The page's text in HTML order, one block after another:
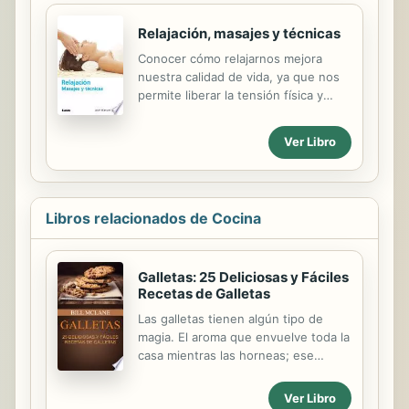
Relajación, masajes y técnicas
Conocer cómo relajarnos mejora
nuestra calidad de vida, ya que nos
permite liberar la tensión física y
forma se podrán recuperar los
niveles de energía y nos sentiremos
renovados y revitalizados, en
mejores condiciones para hacer
cotidiana. La ciencia médica
reconoce que la mente y el cuerpo
afectando el estado de uno al otro.
El estrés es el que reduce la
resistencia del sistema inmunológico
del cuerpo humano, y es una mente
relajada la que colabora para
Ver Libro
Libros relacionados de Cocina
Galletas: 25 Deliciosas y Fáciles
Recetas de Galletas
Las galletas tienen algún tipo de
magia. El aroma que envuelve toda la
casa mientras las horneas; ese
fría, después de una siempre viene
Ver Libro